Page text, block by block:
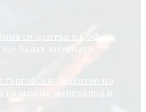
си център в София,
бъдат засегнати
директор на
на минерална и